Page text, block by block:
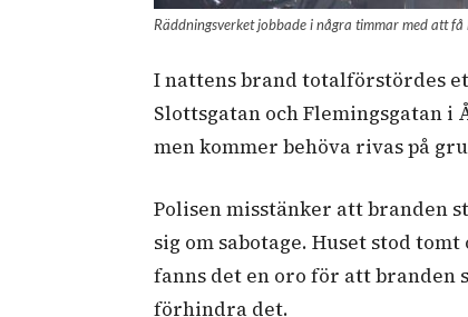
Räddningsverket jobbade i några timmar med att
I nattens brand totalförstördes
Slottsgatan och Flemingsgatan
men kommer behöva rivas på
Polisen misstänker att branden
sig om sabotage. Huset stod
fanns det en oro för att branden
förhindra det.